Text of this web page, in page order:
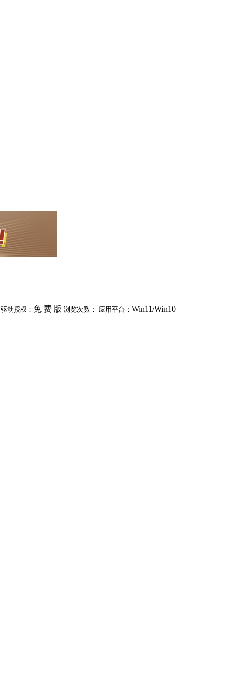
驱动授权： 免 费 版 浏览次数： 应用平台： Win11/Win10